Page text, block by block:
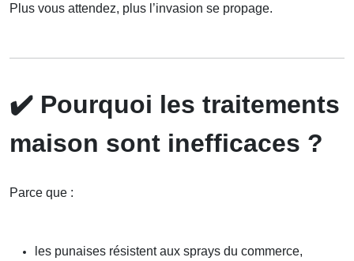
Plus vous attendez, plus l’invasion se propage.
✔️ Pourquoi les traitements
maison sont inefficaces ?
Parce que :
les punaises résistent aux sprays du commerce,